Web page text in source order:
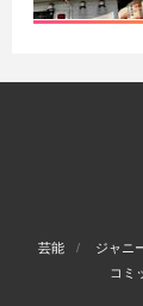
芸能 ジャニ
コミ